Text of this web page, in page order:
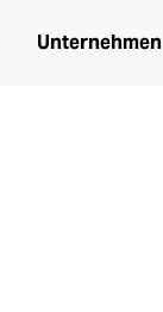
Unternehmen